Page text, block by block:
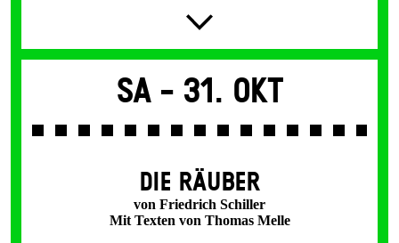
Sa - 31. Okt
DIE RÄUBER
von Friedrich Schiller
Mit Texten von Thomas Melle